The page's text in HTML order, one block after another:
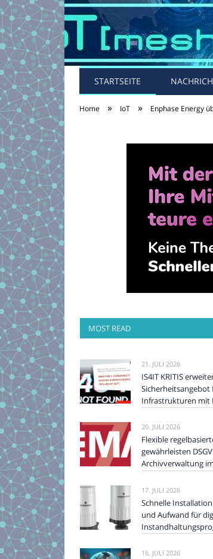
STARTSEITE
Home » IoT » Enphase Energy
MOST READ
21. JULI 2026
IS4IT KRITIS
Sicherheitsangebot
Infrastrukturen mit
20. JULI 2026
Flexible
gewährleisten
Archivverwaltung
17. JULI 2026
Schnelle
und Aufwand für
16. JULI 2026